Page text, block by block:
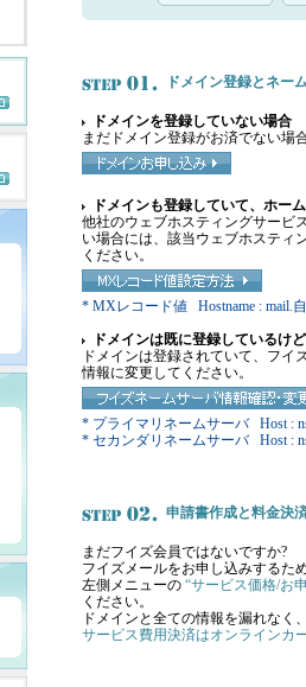
ドメイン登録とネー
ドメインを登録していない場合
まだドメイン登録がお済でない場
ドメインも登録していて、ホー
他社のウェブホスティングサービ
い場合には、該当ウェブホスティ
ください。
* MXレコード値 Hostname : mail.
ドメインは既に登録しているけ
ドメインは登録されていて、フ
情報に変更してください。
* プライマリネームサーバ Host :
* セカンダリネームサーバ Host :
申請書作成と料金決
まだフイズ会員ではないですか?
フイズメールをお申し込みするた
左側メニューの “サービス価格/お
ください。
ドメインと全ての情報を漏れなく
サービス費用決済はオンラインカ